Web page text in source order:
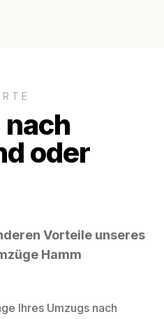
nach
oder
Vorteile unseres
Hamm
Ihres Umzugs nach